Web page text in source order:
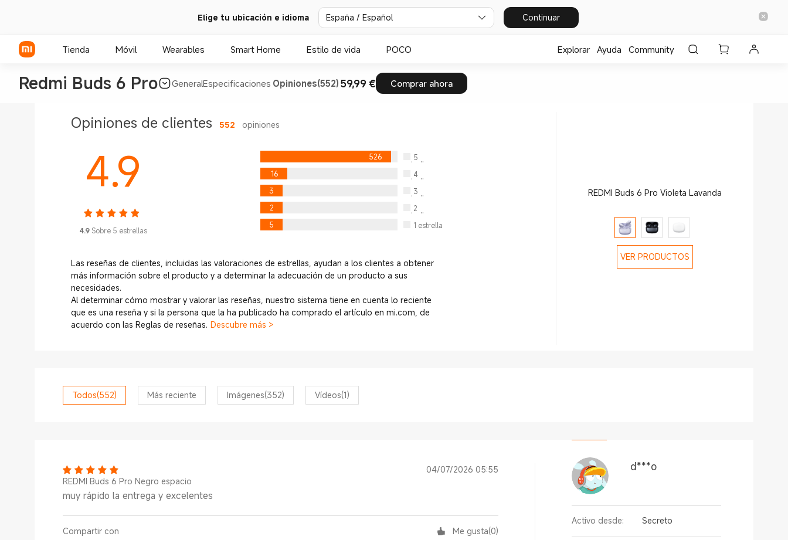
Elige tu ubicación e idioma España / Español Continuar
Tienda Móvil Wearables Smart Home Estilo de vida POCO Explorar Ayuda Community
Redmi Buds 6 Pro GeneralEspecificaciones Opiniones(552) 59,99 € Comprar ahora
Opiniones de clientes 552 opiniones
4.9
4.9 Sobre 5 estrellas
526 5
estrella
16
4
estrella
3
3
estrella
2
2
estrella
5
1 estrella
Las reseñas de clientes, incluidas las valoraciones de estrellas, ayudan a los clientes a obtener
más información sobre el producto y a determinar la adecuación de un producto a sus
necesidades.
Al determinar cómo mostrar y valorar las reseñas, nuestro sistema tiene en cuenta lo reciente
que es una reseña y si la persona que la ha publicado ha comprado el artículo en mi.com, de
acuerdo con las Reglas de reseñas. Descubre más >
REDMI Buds 6 Pro Violeta Lavanda
VER PRODUCTOS
Todos(552) Más reciente Imágenes(352) Vídeos(1)
04/07/2026 05:55
REDMI Buds 6 Pro Negro espacio
muy rápido la entrega y excelentes
Compartir con Me gusta(0)
d***o
Activo desde: Secreto